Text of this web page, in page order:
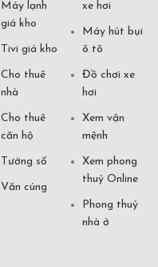
Máy lạnh
giá kho
Tivi giá kho
Cho thuê
nhà
Cho thuê
căn hộ
Tướng số
Văn cúng
xe hơi
Máy hút bụi
ô tô
Đồ chơi xe
hơi
Xem vận
mệnh
Xem phong
thuỷ Online
Phong thuỷ
nhà ở